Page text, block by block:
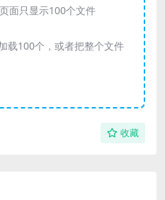
面只显示100个文件
载100个，或者把整个文件
收藏